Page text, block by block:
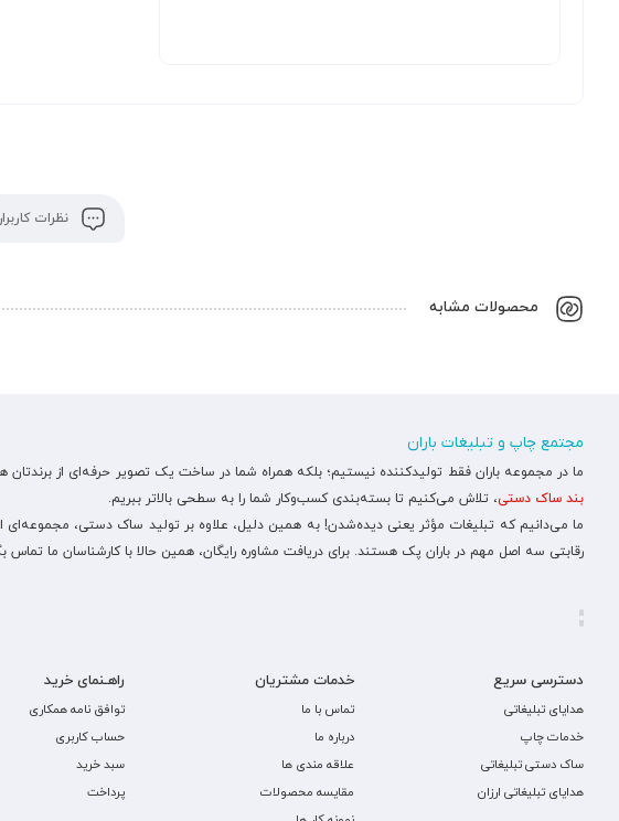
نظرات
محصولات مشابه
مجتمع چاپ و تبلیغات باران
ما در مجموعه باران فقط تولیدکننده نیستیم؛ بلکه همراه شما در ساخت یک تصویر حرفه‌ای از
بند ساک دستی، تلاش می‌کنیم تا بسته‌بندی کسب‌وکار شما را به سطحی بالاتر ببریم.
ما می‌دانیم که تبلیغات مؤثر یعنی دیده‌شدن! به همین دلیل، علاوه بر تولید ساک دستی، مجموعه‌ای
رقابتی سه اصل مهم در باران پک هستند. برای دریافت مشاوره رایگان، همین حالا با کارشناسان ما
دسترسی سریع
هدایای تبلیغاتی
خدمات چاپ
ساک دستی تبلیغاتی
هدایای تبلیغاتی ارزان
خدمات مشتریان
تماس با ما
درباره ما
علاقه مندی ها
مقایسه محصولات
راهـنمای خرید
توافق نامه همکاری
حساب کاربری
سبد خرید
پرداخت